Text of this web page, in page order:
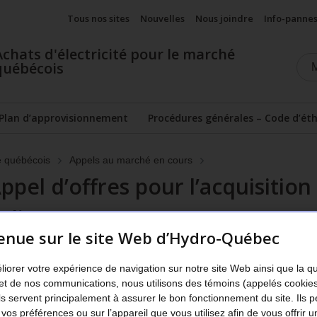
Tous nos sites Nouvelles Nous joindre Info-pannes
d'électricité pour le marché
Plan d’approvisionnement Procédures générales – Code
québécois Appels au marché en cours
d’offres pour
un appel d’offres pour l’acquisition d’un service d’intégration
contrat. La nature intermittente de l’énergie éolienne, qui
service afin d’équilibrer en temps réel la production éolienne
sur le site Web d’Hydro-Québec
votre expérience de navigation sur notre site Web ainsi que la
de nos communications, nous utilisons des témoins (appelés
servent principalement à assurer le bon fonctionnement du site. Ils
préférences ou sur l’appareil que vous utilisez afin de vous offrir